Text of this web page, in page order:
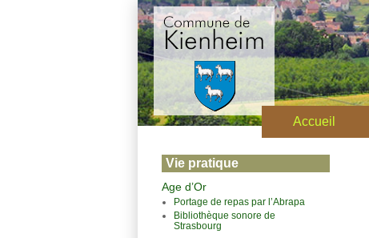
Accueil
Vie pratique
Age d’Or
Portage de repas par l’Abrapa
Bibliothèque sonore de
Strasbourg